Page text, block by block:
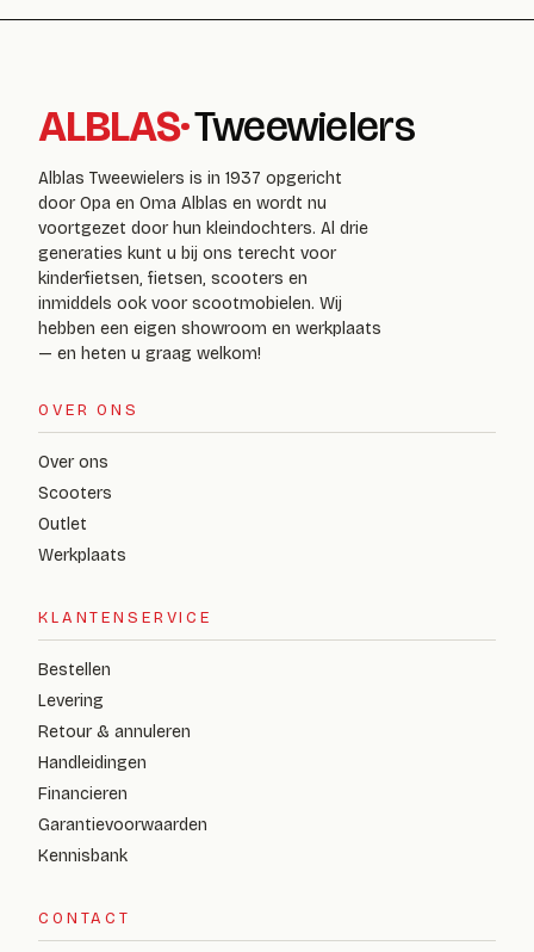
ALBLAS·Tweewielers
Alblas Tweewielers is in 1937 opgericht
door Opa en Oma Alblas en wordt nu
voortgezet door hun kleindochters. Al drie
generaties kunt u bij ons terecht voor
kinderfietsen, fietsen, scooters en
inmiddels ook voor scootmobielen. Wij
hebben een eigen showroom en werkplaats
— en heten u graag welkom!
OVER ONS
Over ons
Scooters
Outlet
Werkplaats
KLANTENSERVICE
Bestellen
Levering
Retour & annuleren
Handleidingen
Financieren
Garantievoorwaarden
Kennisbank
CONTACT